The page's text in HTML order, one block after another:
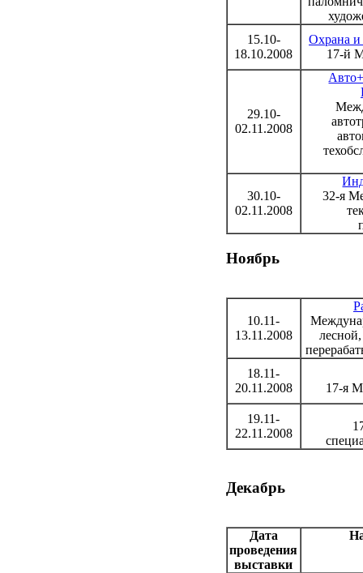
15.10-
18.10.2008
Охрана и
17-й
29.10-
02.11.2008
30.10-
02.11.2008
32-я
Ноябрь
10.11-
13.11.2008
18.11-
20.11.2008
17-я
19.11-
22.11.2008
Декабрь
Дата
проведения
выставки